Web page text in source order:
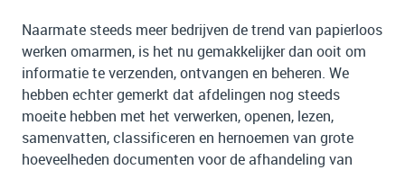
Naarmate steeds meer bedrijven de trend van papierloos
werken omarmen, is het nu gemakkelijker dan ooit om
informatie te verzenden, ontvangen en beheren. We
hebben echter gemerkt dat afdelingen nog steeds
moeite hebben met het verwerken, openen, lezen,
samenvatten, classificeren en hernoemen van grote
hoeveelheden documenten voor de afhandeling van